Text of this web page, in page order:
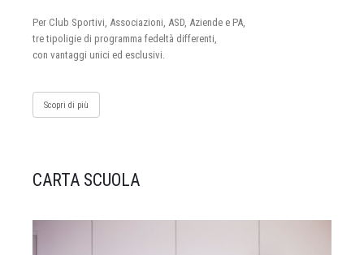
Per Club Sportivi, Associazioni, ASD, Aziende e PA,
tre tipoligie di programma fedeltà differenti,
con vantaggi unici ed esclusivi.
Scopri di più
CARTA SCUOLA